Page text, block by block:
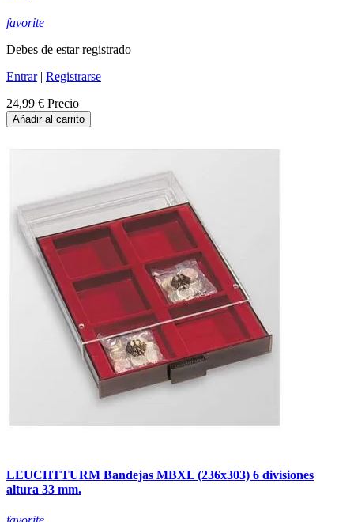
favorite
Debes de estar registrado
Entrar| Registrarse
24,99 € Precio
Añadir al carrito
LEUCHTTURM Bandejas MBXL (236x303) 6 divisiones
altura 33 mm.